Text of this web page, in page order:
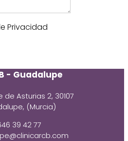
Privacidad
- Guadalupe
de Asturias 2, 30107
(Murcia)
39 42 77